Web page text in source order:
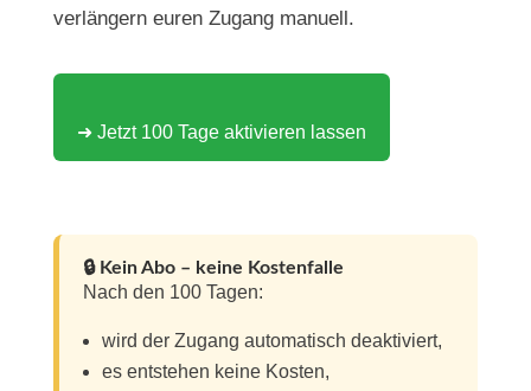
verlängern euren Zugang manuell.
➜ Jetzt 100 Tage aktivieren lassen
🔒 Kein Abo – keine Kostenfalle
Nach den 100 Tagen:
wird der Zugang automatisch deaktiviert,
es entstehen keine Kosten,